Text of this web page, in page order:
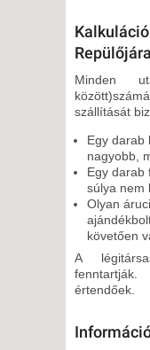
-
6 NAP / 5
2026.
-
8 NAP / 7
2026.
-
6 NAP /
Minden
szállítását
Egy darab
nagyobb,
Egy darab
súlya nem
Olyan
követően
A
értendőek.